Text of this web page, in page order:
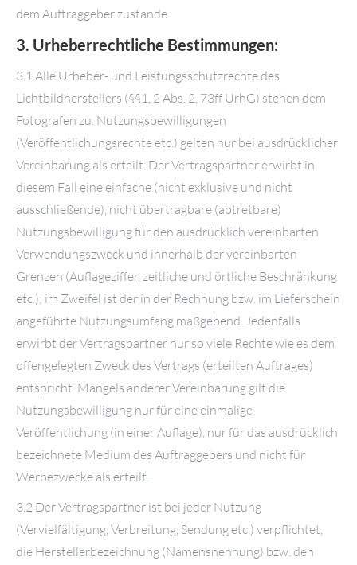
dem Auftraggeber zustande.
3. Urheberrechtliche Bestimmungen:
3.1 Alle Urheber- und Leistungsschutzrechte des
Lichtbildherstellers (§§1, 2 Abs. 2, 73ff UrhG) stehen dem
Fotografen zu. Nutzungsbewilligungen
(Veröffentlichungsrechte etc.) gelten nur bei ausdrücklicher
Vereinbarung als erteilt. Der Vertragspartner erwirbt in
diesem Fall eine einfache (nicht exklusive und nicht
ausschließende), nicht übertragbare (abtretbare)
Nutzungsbewilligung für den ausdrücklich vereinbarten
Verwendungszweck und innerhalb der vereinbarten
Grenzen (Auflageziffer, zeitliche und örtliche Beschränkung
etc.); im Zweifel ist der in der Rechnung bzw. im Lieferschein
angeführte Nutzungsumfang maßgebend. Jedenfalls
erwirbt der Vertragspartner nur so viele Rechte wie es dem
offengelegten Zweck des Vertrags (erteilten Auftrages)
entspricht. Mangels anderer Vereinbarung gilt die
Nutzungsbewilligung nur für eine einmalige
Veröffentlichung (in einer Auflage), nur für das ausdrücklich
bezeichnete Medium des Auftraggebers und nicht für
Werbezwecke als erteilt.
3.2 Der Vertragspartner ist bei jeder Nutzung
(Vervielfältigung, Verbreitung, Sendung etc.) verpflichtet,
die Herstellerbezeichnung (Namensnennung) bzw. den